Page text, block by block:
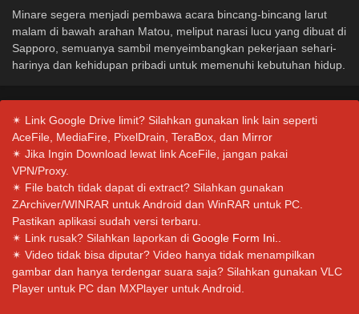
Minare segera menjadi pembawa acara bincang-bincang larut
malam di bawah arahan Matou, meliput narasi lucu yang dibuat di
Sapporo, semuanya sambil menyeimbangkan pekerjaan sehari-
harinya dan kehidupan pribadi untuk memenuhi kebutuhan hidup.
✴ Link Google Drive limit? Silahkan gunakan link lain seperti
AceFile, MediaFire, PixelDrain, TeraBox, dan Mirror
✴ Jika Ingin Download lewat link AceFile, jangan pakai
VPN/Proxy.
✴ File batch tidak dapat di extract? Silahkan gunakan
ZArchiver/WINRAR untuk Android dan WinRAR untuk PC.
Pastikan aplikasi sudah versi terbaru.
✴ Link rusak? Silahkan laporkan di Google Form Ini.
✴ Video tidak bisa diputar? Video hanya tidak menampilkan
gambar dan hanya terdengar suara saja? Silahkan gunakan VLC
Player untuk PC dan MXPlayer untuk Android.